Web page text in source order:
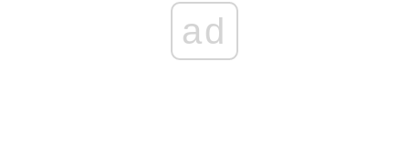
ad